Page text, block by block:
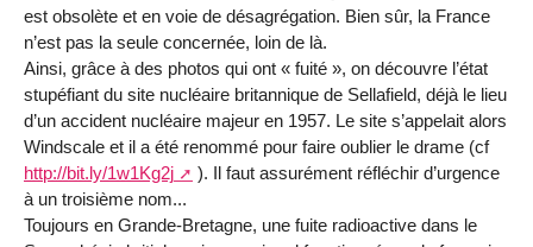
est obsolète et en voie de désagrégation. Bien sûr, la France
n’est pas la seule concernée, loin de là.
Ainsi, grâce à des photos qui ont « fuité », on découvre l’état
stupéfiant du site nucléaire britannique de Sellafield, déjà le lieu
d’un accident nucléaire majeur en 1957. Le site s’appelait alors
Windscale et il a été renommé pour faire oublier le drame (cf
http://bit.ly/1w1Kg2j
). Il faut assurément réfléchir d’urgence
à un troisième nom...
Toujours en Grande-Bretagne, une fuite radioactive dans le